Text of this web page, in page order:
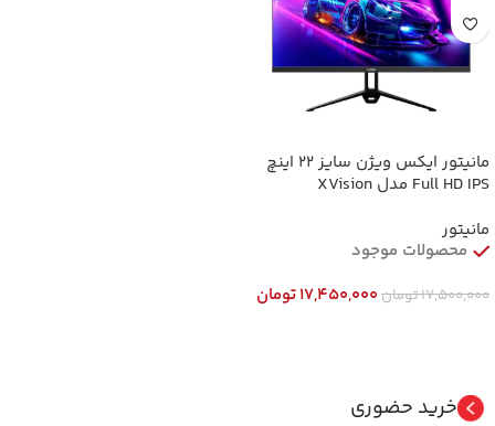
مانیتور ایکس ویژن سایز ۲۲ اینچ
Full HD IPS مدل XVision
75Hz Flat Monitor
مانیتور
محصولات موجود
17,500,000تومان17,450,000تومان
خرید حضوری